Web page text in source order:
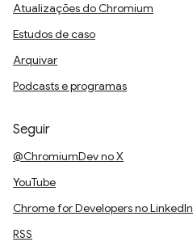
Atualizações do Chromium
Estudos de caso
Arquivar
Podcasts e programas
Seguir
@ChromiumDev no X
YouTube
Chrome for Developers no LinkedIn
RSS